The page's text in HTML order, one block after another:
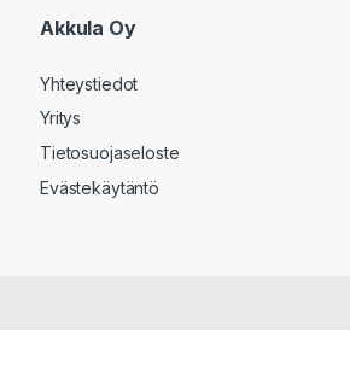
Akkula Oy
Yhteystiedot
Yritys
Tietosuojaseloste
Evästekäytäntö